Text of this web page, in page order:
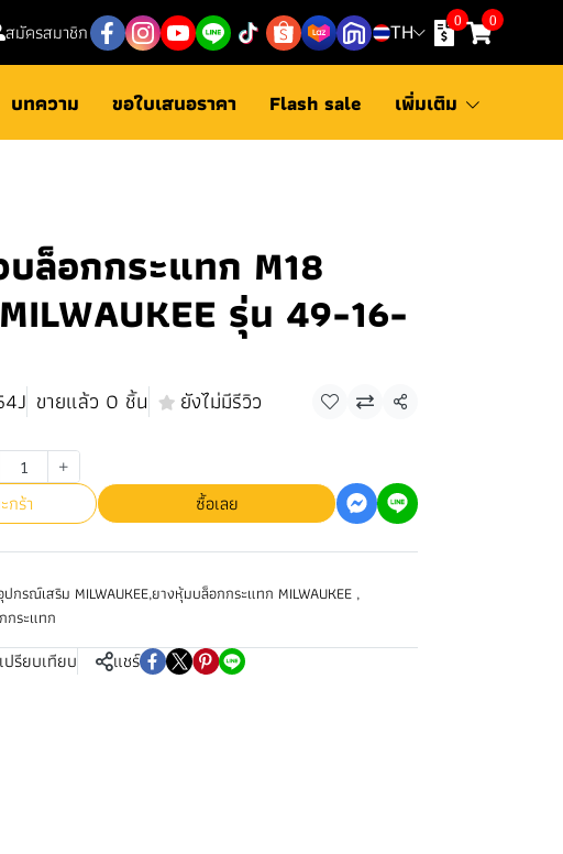
สมัครสมาชิก TH
0 0
บทความ ขอใบเสนอราคา Flash sale เพิ่มเติม
ล็อกกระแทก M18
รุ่น 49-16-
ขายแล้ว 0 ชิ้น ยังไม่มีรีวิว
แชร์
กร้า
ซื้อเลย
ปกรณ์เสริม MILWAUKEE,ยางหุ้มบล็อกกระแทก MILWAUKEE ,
กระแทก
เปรียบเทียบ แชร์